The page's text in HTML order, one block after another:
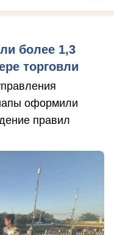
более 1,3
торговли
оформили
правил